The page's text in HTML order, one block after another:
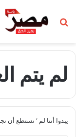
بحث عن
لم يتم
يبدوا أننا لم ’ نستطع